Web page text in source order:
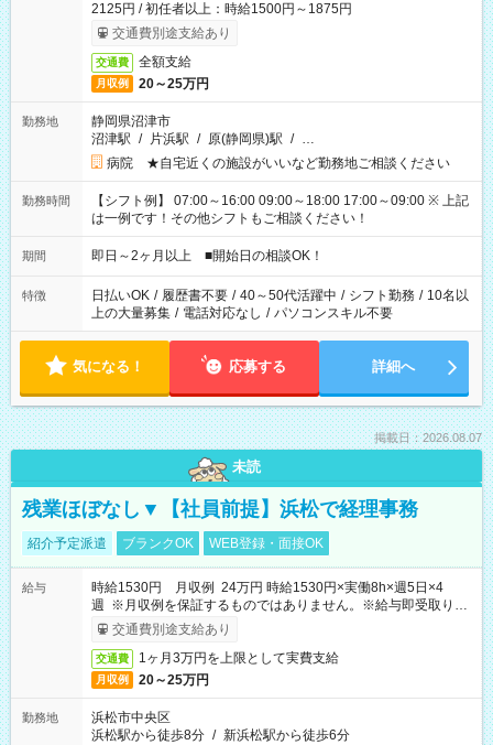
2125円 / 初任者以上：時給1500円～1875円
交通費別途支給あり
交通費 全額支給
月収例 20～25万円
勤務地
静岡県沼津市
沼津駅 / 片浜駅 / 原(静岡県)駅 / …
病院 ★自宅近くの施設がいいなど勤務地ご相談ください
勤務時間
【シフト例】 07:00～16:00 09:00～18:00 17:00～09:00 ※ 上記
は一例です！その他シフトもご相談ください！
期間 即日～2ヶ月以上 ■開始日の相談OK！
特徴 日払いOK / 履歴書不要 / 40～50代活躍中 / シフト勤務 / 10名以
上の大量募集 / 電話対応なし / パソコンスキル不要
気になる！ 応募する 詳細へ
掲載日：2026.08.07
未読
残業ほぼなし▼【社員前提】浜松で経理事務
紹介予定派遣 ブランクOK WEB登録・面接OK
給与
時給1530円 月収例 24万円 時給1530円×実働8h×週5日×4
週 ※月収例を保証するものではありません。※給与即受取りサ
ービス利用可（利用条件有）
交通費別途支給あり
交通費 1ヶ月3万円を上限として実費支給
月収例 20～25万円
勤務地
浜松市中央区
浜松駅から徒歩8分 / 新浜松駅から徒歩6分